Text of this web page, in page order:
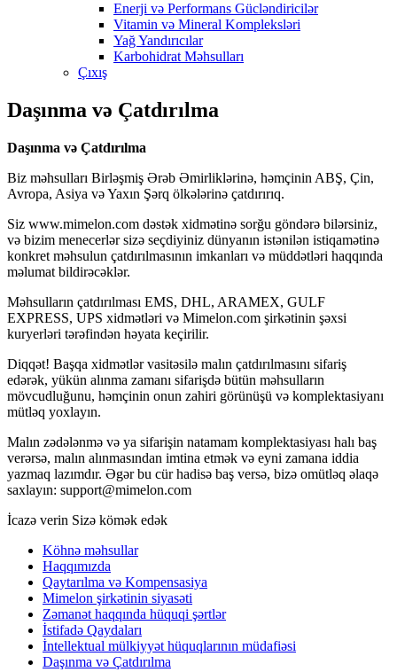
Enerji və Performans Gücləndiricilər
Vitamin və Mineral Kompleksləri
Yağ Yandırıcılar
Karbohidrat Məhsulları
Çıxış
Daşınma və Çatdırılma
Daşınma və Çatdırılma
Biz məhsulları Birləşmiş Ərəb Əmirliklərinə, həmçinin ABŞ, Çin,
Avropa, Asiya və Yaxın Şərq ölkələrinə çatdırırıq.
Siz www.mimelon.com dəstək xidmətinə sorğu göndərə bilərsiniz,
və bizim menecerlər sizə seçdiyiniz dünyanın istənilən istiqamətinə
konkret məhsulun çatdırılmasının imkanları və müddətləri haqqında
məlumat bildirəcəklər.
Məhsulların çatdırılması EMS, DHL, ARAMEX, GULF
EXPRESS, UPS xidmətləri və Mimelon.com şirkətinin şəxsi
kuryerləri tərəfindən həyata keçirilir.
Diqqət! Başqa xidmətlər vasitəsilə malın çatdırılmasını sifariş
edərək, yükün alınma zamanı sifarişdə bütün məhsulların
mövcudluğunu, həmçinin onun zahiri görünüşü və komplektasiyanı
mütləq yoxlayın.
Malın zədələnmə və ya sifarişin natamam komplektasiyası halı baş
verərsə, malın alınmasından imtina etmək və eyni zamana iddia
yazmaq lazımdır. Əgər bu cür hadisə baş versə, bizə omütləq əlaqə
saxlayın: support@mimelon.com
İcazə verin Sizə kömək edək
Köhnə məhsullar
Haqqımızda
Qaytarılma və Kompensasiya
Mimelon şirkətinin siyasəti
Zəmanət haqqında hüquqi şərtlər
İstifadə Qaydaları
İntellektual mülkiyyət hüquqlarının müdafiəsi
Daşınma və Çatdırılma